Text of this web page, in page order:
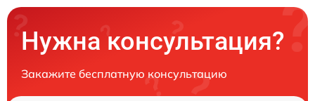
Нужна консультация?
Закажите бесплатную консультацию